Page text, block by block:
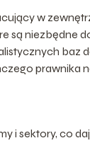
w
są niezbędne
baz
prawnika
i sektory, co